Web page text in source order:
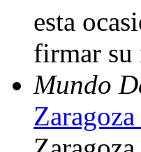
esta
firmar su
Mundo
Zaragoza